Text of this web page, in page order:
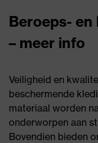
Beroeps-
– meer info
Veiligheid en
beschermende
materiaal worden
onderworpen aan
Bovendien bieden